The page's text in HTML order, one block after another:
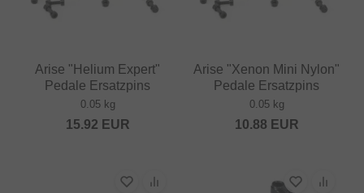
Arise "Helium Expert"
Pedale Ersatzpins
0.05 kg
15.92 EUR
Arise "Xenon Mini Nylon"
Pedale Ersatzpins
0.05 kg
10.88 EUR